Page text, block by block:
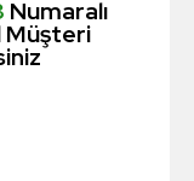
Numaralı
Müşteri